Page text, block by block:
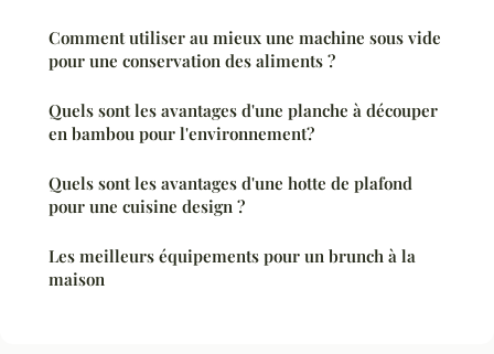
Comment utiliser au mieux une machine sous vide
pour une conservation des aliments ?
Quels sont les avantages d'une planche à découper
en bambou pour l'environnement?
Quels sont les avantages d'une hotte de plafond
pour une cuisine design ?
Les meilleurs équipements pour un brunch à la
maison